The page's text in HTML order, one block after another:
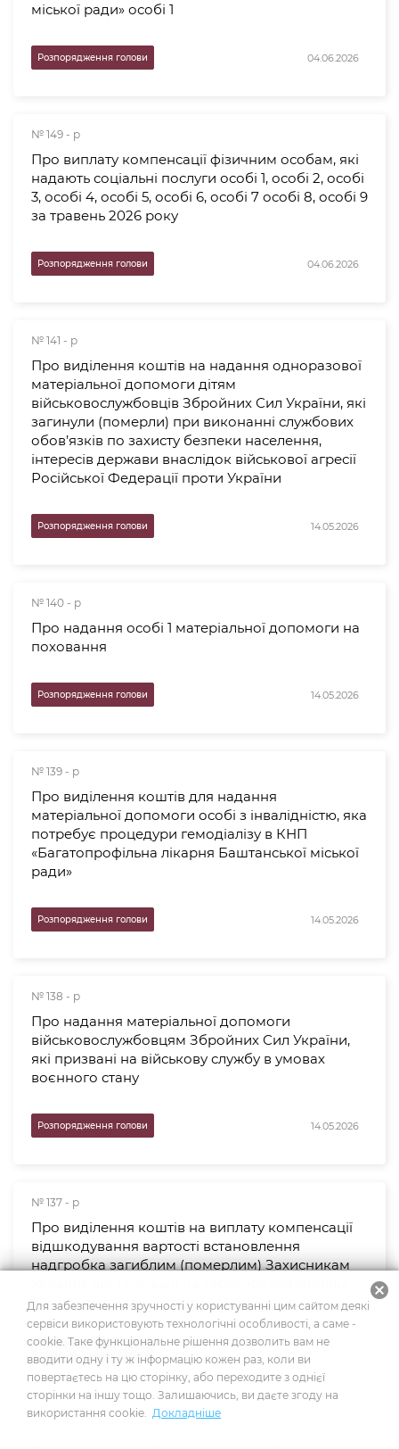
міської ради» особі 1
Розпорядження голови 04.06.2026
№ 149 - р
Про виплату компенсації фізичним особам, які
надають соціальні послуги особі 1, особі 2, особі
3, особі 4, особі 5, особі 6, особі 7 особі 8, особі 9
за травень 2026 року
Розпорядження голови 04.06.2026
№ 141 - р
Про виділення коштів на надання одноразової
матеріальної допомоги дітям
військовослужбовців Збройних Сил України, які
загинули (померли) при виконанні службових
обов’язків по захисту безпеки населення,
інтересів держави внаслідок військової агресії
Російської Федерації проти України
Розпорядження голови 14.05.2026
№ 140 - р
Про надання особі 1 матеріальної допомоги на
поховання
Розпорядження голови 14.05.2026
№ 139 - р
Про виділення коштів для надання
матеріальної допомоги особі з інвалідністю, яка
потребує процедури гемодіалізу в КНП
«Багатопрофільна лікарня Баштанської міської
ради»
Розпорядження голови 14.05.2026
№ 138 - р
Про надання матеріальної допомоги
військовослужбовцям Збройних Сил України,
які призвані на військову службу в умовах
воєнного стану
Розпорядження голови 14.05.2026
№ 137 - р
Про виділення коштів на виплату компенсації
відшкодування вартості встановлення
надгробка загиблим (померлим) Захисникам
Баштанської територіальної громади
Розпорядження голови
Для забезпечення зручності у користуванні цим сайтом деякі
сервіси використовують технологічні особливості, а саме -
cookie. Таке функціональне рішення дозволить вам не
вводити одну і ту ж інформацію кожен раз, коли ви
повертаєтесь на цю сторінку, або переходите з однієї
сторінки на іншу тощо. Залишаючись, ви даєте згоду на
використання cookie. Докладніше
cancel